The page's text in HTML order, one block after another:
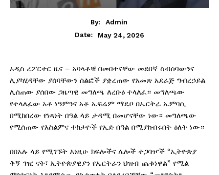
By:
Admin
Date:
May 24, 2026
አዲስ ረፖርተር ዜና – አባላቶቹ በመበተናቸው መደበኛ ስብሰባውንና
ሊያካሂዳቸው ያሰባቸውን ሰልፎች ያቋረጠው የአመጽ አደራጅ ግብረኃይል
ሊሰጠው ያሰበው ጋዜጣዊ መግለጫ ለረቡዕ ተላለፈ። መግለጫው
የተላለፈው አቶ ነዓምንና አቶ ኤፍሬም ማዴቦ በኤርትራ ኤምባሲ
በሚከበረው የነጻነት በዓል ላይ ታዳሚ በመሆናቸው ነው። መግለጫው
የሚሰጠው የእስልምና ተከታዮች የኢድ በዓል በሚያከብሩበት ዕለት ነው።
በበአሉ ላይ የሚገኙት እነዚሁ ክፍሎችና ሌሎች ተጋባዦች “ኢትዮጵያ
ቅኝ ገዢ ናት፣ ኢትዮጵያዊያን የኤርትራን ህዝብ ጨቁነዋል” የሚል